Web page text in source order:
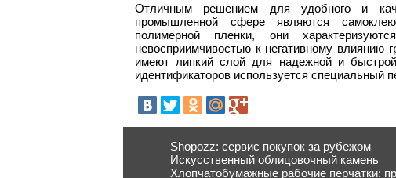
Отличным решением для удобного и
промышленной сфере являются
полимерной пленки, они
невосприимчивостью к негативному влиянию
имеют липкий слой для надежной и
идентификаторов используется специальный
Shopozz: сервис покупок за рубежом
Искусственный облицовочный камень
Хлопчатобумажные рабочие перчатки: